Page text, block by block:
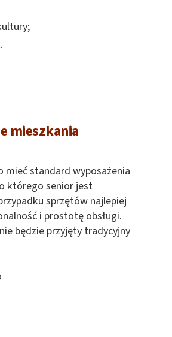
mieszkania
mieć standard wyposażenia
którego senior jest
sprzętów najlepiej
i prostotę obsługi.
będzie przyjęty tradycyjny